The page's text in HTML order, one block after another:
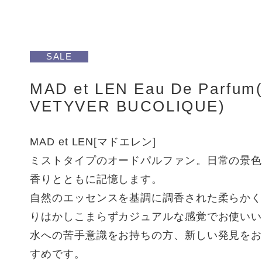
SALE
MAD et LEN Eau De
VETYVER BUCOLIQUE)
MAD et LEN[マドエレン]
ミストタイプのオードパルファン。日常の景
香りとともに記憶します。
自然のエッセンスを基調に調香された柔らか
りはかしこまらずカジュアルな感覚でお使い
水への苦手意識をお持ちの方、新しい発見を
すめです。